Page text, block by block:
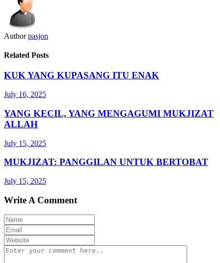
Author pasjon
Related Posts
KUK YANG KUPASANG ITU ENAK
July 16, 2025
YANG KECIL, YANG MENGAGUMI MUKJIZAT
ALLAH
July 15, 2025
MUKJIZAT: PANGGILAN UNTUK BERTOBAT
July 15, 2025
Write A Comment